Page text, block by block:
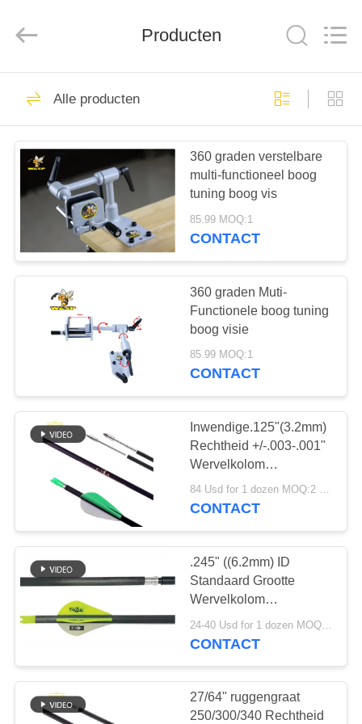
HUIS
PRODUCTEN
ONGEVEER
FABRIEKSREIS
KWALITEITSCONTROLE
CONTACTEER
ONS
VERZOEK
SITEMAP
PRIVACYBELEID
Rights
Gehele
Koolstofpijlen
De jachtpijlen
91
Doelpijlen
45
Kruisboogbouten
Producten
Alle producten
360 graden verstelbare
multi-functioneel boog
tuning boog vis
85.99 MOQ:1
CONTACT
360 graden Muti-
Functionele boog tuning
boog visie
85.99 MOQ:1
CONTACT
Inwendige.125"(3.2mm)
Rechtheid +/-.003-.001"
Wervelkolom
350/400/500/600/700/800/
Kleinste diameter
84 Usd for 1 dozen MOQ:2 dozens
CONTACT
.245" ((6.2mm) ID
Standaard Grootte
Wervelkolom
250/300/350/400/500,
32" Lengte,
CONTACT
27/64" ruggengraat
250/300/340 Rechtheid